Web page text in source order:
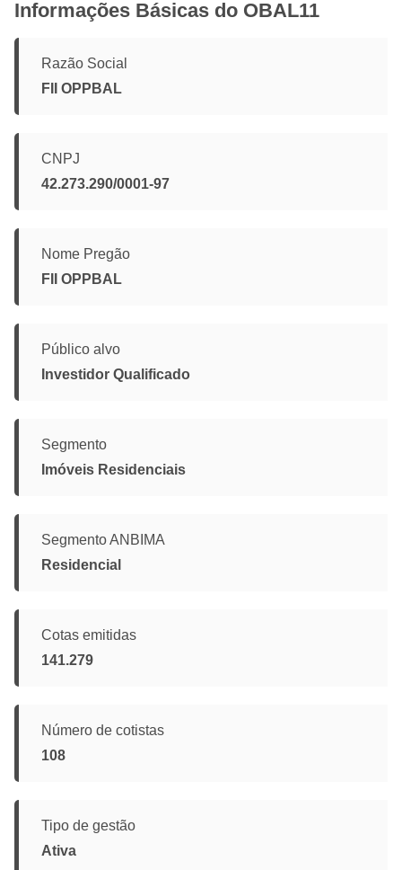
Informações Básicas do OBAL11
Razão Social
FII OPPBAL
CNPJ
42.273.290/0001-97
Nome Pregão
FII OPPBAL
Público alvo
Investidor Qualificado
Segmento
Imóveis Residenciais
Segmento ANBIMA
Residencial
Cotas emitidas
141.279
Número de cotistas
108
Tipo de gestão
Ativa